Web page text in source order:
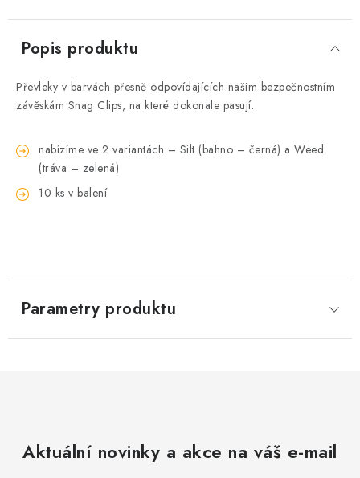
Popis produktu
Převleky v barvách přesně odpovídajících našim bezpečnostním
závěskám Snag Clips, na které dokonale pasují.
nabízíme ve 2 variantách – Silt (bahno – černá) a Weed
(tráva – zelená)
10 ks v balení
Parametry produktu
Aktuální novinky a akce na váš e-mail